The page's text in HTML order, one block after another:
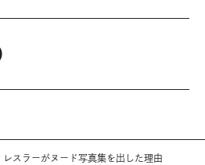
スラーがヌード写真集を出した理由